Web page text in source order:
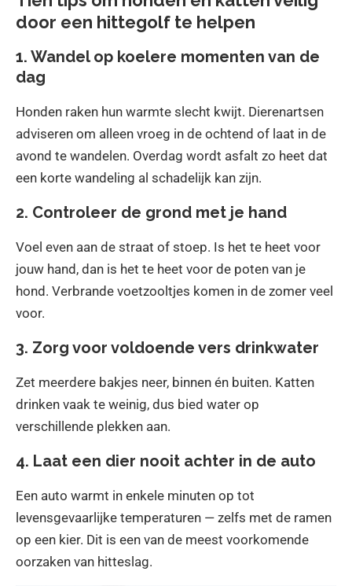
door een hittegolf te helpen
1. Wandel op koelere momenten van de
dag
Honden raken hun warmte slecht kwijt. Dierenartsen
adviseren om alleen vroeg in de ochtend of laat in de
avond te wandelen. Overdag wordt asfalt zo heet dat
een korte wandeling al schadelijk kan zijn.
2. Controleer de grond met je hand
Voel even aan de straat of stoep. Is het te heet voor
jouw hand, dan is het te heet voor de poten van je
hond. Verbrande voetzooltjes komen in de zomer veel
voor.
3. Zorg voor voldoende vers drinkwater
Zet meerdere bakjes neer, binnen én buiten. Katten
drinken vaak te weinig, dus bied water op
verschillende plekken aan.
4. Laat een dier nooit achter in de auto
Een auto warmt in enkele minuten op tot
levensgevaarlijke temperaturen — zelfs met de ramen
op een kier. Dit is een van de meest voorkomende
oorzaken van hitteslag.